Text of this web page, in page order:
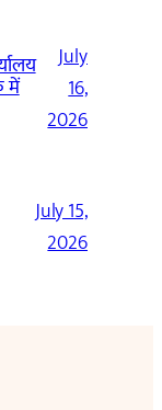
में
July
16,
2026
July 15,
2026